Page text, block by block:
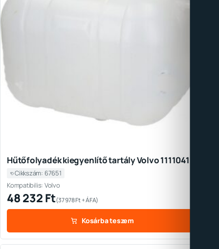
Hűtőfolyadék kiegyenlítő tartály Volvo 11110410
Cikkszám: 67651
Kompatibilis: Volvo
48 232Ft(37 978Ft+ ÁFA)
Kosárba teszem